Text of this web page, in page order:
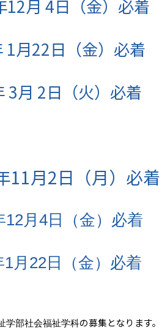
月 4日（金）必着
22日（金）必着
2日（火）必着
11月2日（月）必着
月4日（金）必着
22日（金）必着
学部社会福祉学科の募集となります。